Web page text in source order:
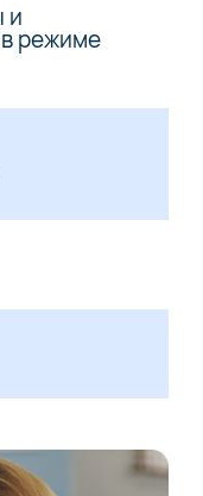
и
режиме